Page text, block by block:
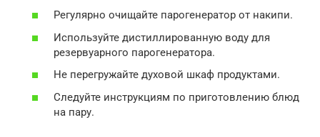
Регулярно очищайте парогенератор от накипи.
Используйте дистиллированную воду для
резервуарного парогенератора.
Не перегружайте духовой шкаф продуктами.
Следуйте инструкциям по приготовлению блюд
на пару.